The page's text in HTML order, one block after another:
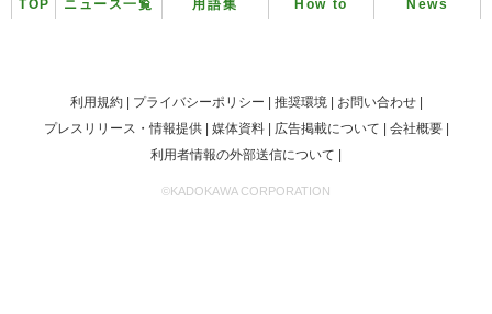
TOP ニュース一覧 用語集 How to News
利用規約 プライバシーポリシー 推奨環境
お問い合わせ
プレスリリース・情報提供
媒体資料 広告掲載について
会社概要
利用者情報の外部送信について
©KADOKAWA CORPORATION